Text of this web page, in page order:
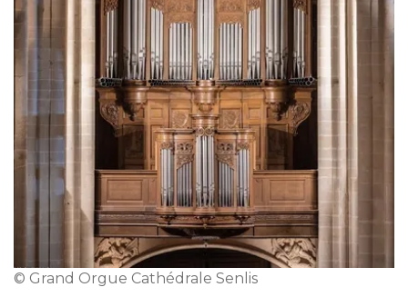
© Grand Orgue Cathédrale Senlis